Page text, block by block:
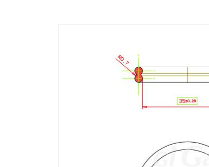
Herramientas y Ferretería